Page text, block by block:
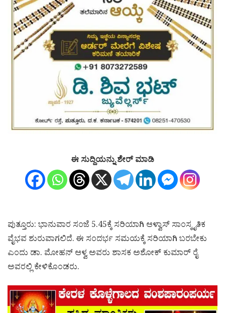
ಈ ಸುದ್ದಿಯನ್ನು ಶೇರ್ ಮಾಡಿ
ಪುತ್ತೂರು: ಭಾನುವಾರ ಸಂಜೆ 5.45ಕ್ಕೆ ಸರಿಯಾಗಿ ಆಳ್ವಾಸ್ ಸಾಂಸ್ಕೃತಿಕ
ವೈಭವ ಶುರುವಾಗಲಿದೆ. ಈ ಸಂದರ್ಭ ಸಮಯಕ್ಕೆ ಸರಿಯಾಗಿ ಬರಬೇಕು
ಎಂದು ಡಾ. ಮೋಹನ್ ಆಳ್ವ ಅವರು ಶಾಸಕ ಅಶೋಕ್ ಕುಮಾರ್ ರೈ
ಅವರಲ್ಲಿ ಕೇಳಿಕೊಂಡರು.